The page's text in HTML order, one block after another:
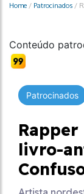
Home / Patrocinados /
Conteúdo
Patrocinados
livro-